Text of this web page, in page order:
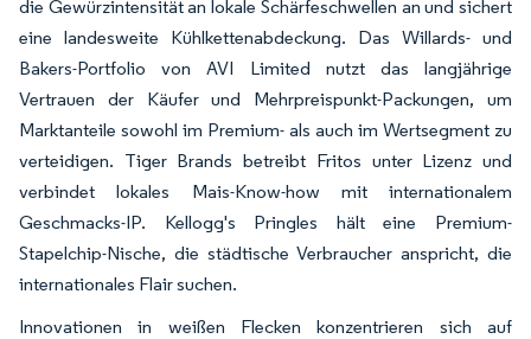
die Gewürzintensität an lokale Schärfeschwellen an und sichert
eine landesweite Kühlkettenabdeckung. Das Willards- und
Bakers-Portfolio von AVI Limited nutzt das langjährige
Vertrauen der Käufer und Mehrpreispunkt-Packungen, um
Marktanteile sowohl im Premium- als auch im Wertsegment zu
verteidigen. Tiger Brands betreibt Fritos unter Lizenz und
verbindet lokales Mais-Know-how mit internationalem
Geschmacks-IP. Kellogg's Pringles hält eine Premium-
Stapelchip-Nische, die städtische Verbraucher anspricht, die
internationales Flair suchen.
Innovationen in weißen Flecken konzentrieren sich auf